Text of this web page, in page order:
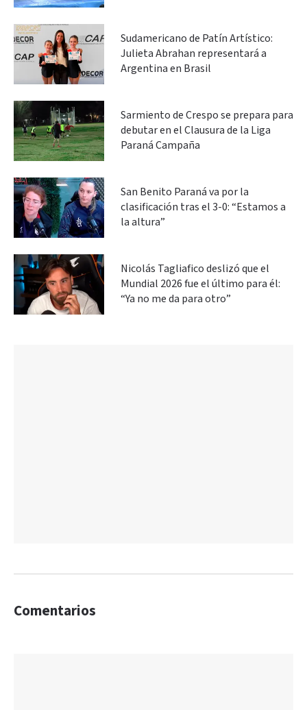
Sudamericano de Patín Artístico:
Julieta Abrahan representará a
Argentina en Brasil
Sarmiento de Crespo se prepara para
debutar en el Clausura de la Liga
Paraná Campaña
San Benito Paraná va por la
clasificación tras el 3-0: “Estamos a
la altura”
Nicolás Tagliafico deslizó que el
Mundial 2026 fue el último para él:
“Ya no me da para otro”
Comentarios